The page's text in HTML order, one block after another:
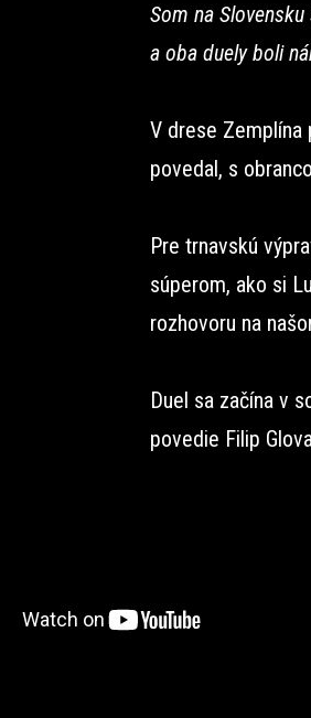
Som na
a oba duely boli
V drese Zemplína
povedal, s
Pre trnavskú
súperom, ako si
rozhovoru na
Duel sa začína v
povedie Filip